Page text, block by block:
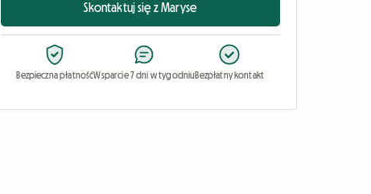
Skontaktuj się z Maryse
Bezpieczna płatnośćWsparcie 7 dni w tygodniuBezpłatny kontakt